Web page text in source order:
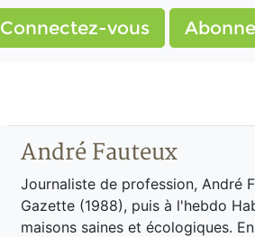
Connectez-vous
André Fauteux
Journaliste de profession, André
Gazette (1988), puis à l'hebdo
maisons saines et écologiques.